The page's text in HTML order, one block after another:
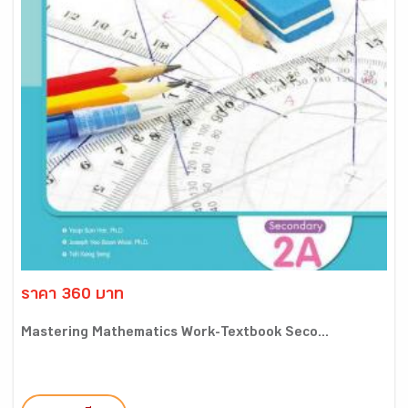
ราคา 360 บาท
Mastering Mathematics Work-Textbook Seco...